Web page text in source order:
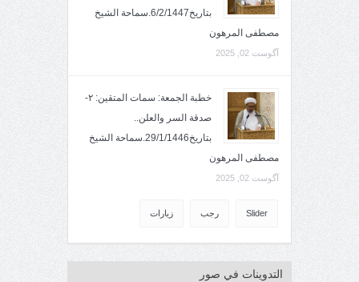
بتاريخ6/2/1447.سماحة الشيخ
مصطفى المرهون
آگوست 02, 2025
خطبة الجمعة: سمات المتقين: ٢-
صدقة السر والعلن..
بتاريخ29/1/1446.سماحة الشيخ
مصطفى المرهون
آگوست 02, 2025
Slider رجب زيارات
التدوينات في صور